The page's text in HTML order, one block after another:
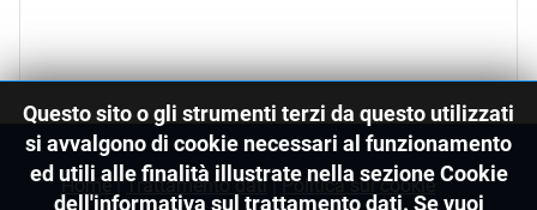
Home|Trattamento dati|Politica sui cookie
Questo sito o gli strumenti terzi da questo utilizzati
si avvalgono di cookie necessari al funzionamento
ed utili alle finalità illustrate nella sezione Cookie
dell'informativa sul trattamento dati. Se vuoi